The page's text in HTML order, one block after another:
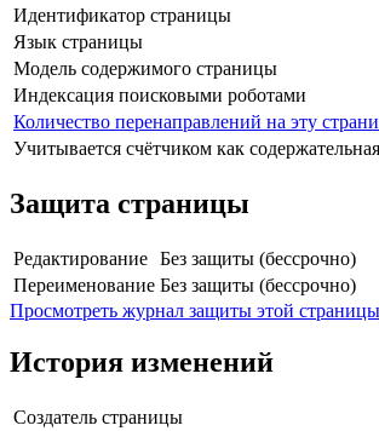
Идентификатор страницы
Язык страницы
Модель содержимого страницы
Индексация поисковыми роботами
Количество перенаправлений на эту
Учитывается счётчиком как
Защита страницы
Редактирование Без защиты (бессрочно)
Переименование Без защиты (бессрочно)
Просмотреть журнал защиты этой страницы
История изменений
Создатель страницы